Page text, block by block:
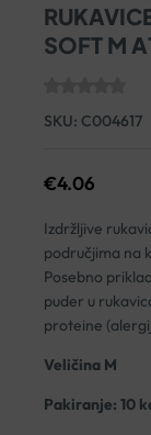
SOFT M
SKU: C004617
€4.06
Izdržljive
područjima na
Posebno
puder u
proteine
Veličina M
Pakiranje: 10